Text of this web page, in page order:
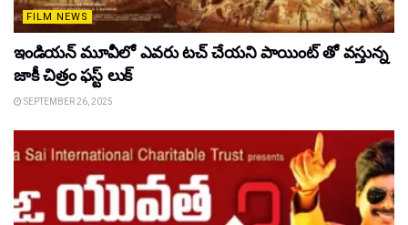
FILM NEWS
ఇండియన్ మూవీలో ఎవరు టచ్ చేయని పాయింట్ తో వస్తున్న
జాకీ చిత్రం ఫస్ట్ లుక్
SEPTEMBER 26, 2025